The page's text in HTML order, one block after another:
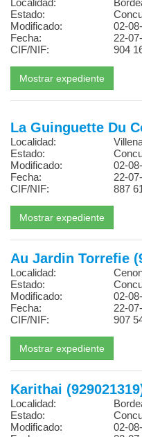
Localidad:
Estado:
Modificado:
02-
Fecha:
22-
CIF/NIF:
904
La Guinguette Du
Localidad:
Estado:
Modificado:
02-
Fecha:
22-
CIF/NIF:
887
Au Jardin Torrefie
Localidad:
Estado:
Modificado:
02-
Fecha:
22-
CIF/NIF:
907
Karithai
Localidad:
Estado:
Modificado:
02-